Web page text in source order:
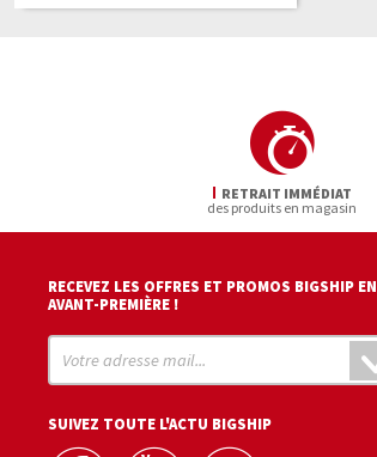
RETRAIT IMMÉDIAT
des produits en magasin
RECEVEZ LES OFFRES ET PROMOS BIGSHIP EN
AVANT-PREMIÈRE !
SUIVEZ TOUTE L'ACTU BIGSHIP